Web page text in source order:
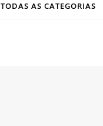
TODAS AS CATEGORIAS